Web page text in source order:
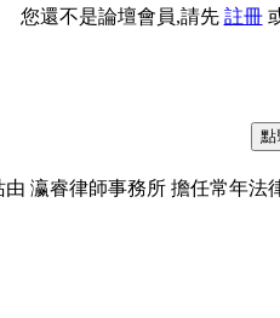
您還不是論壇會員,請先 註冊
由 瀛睿律師事務所 擔任常年法